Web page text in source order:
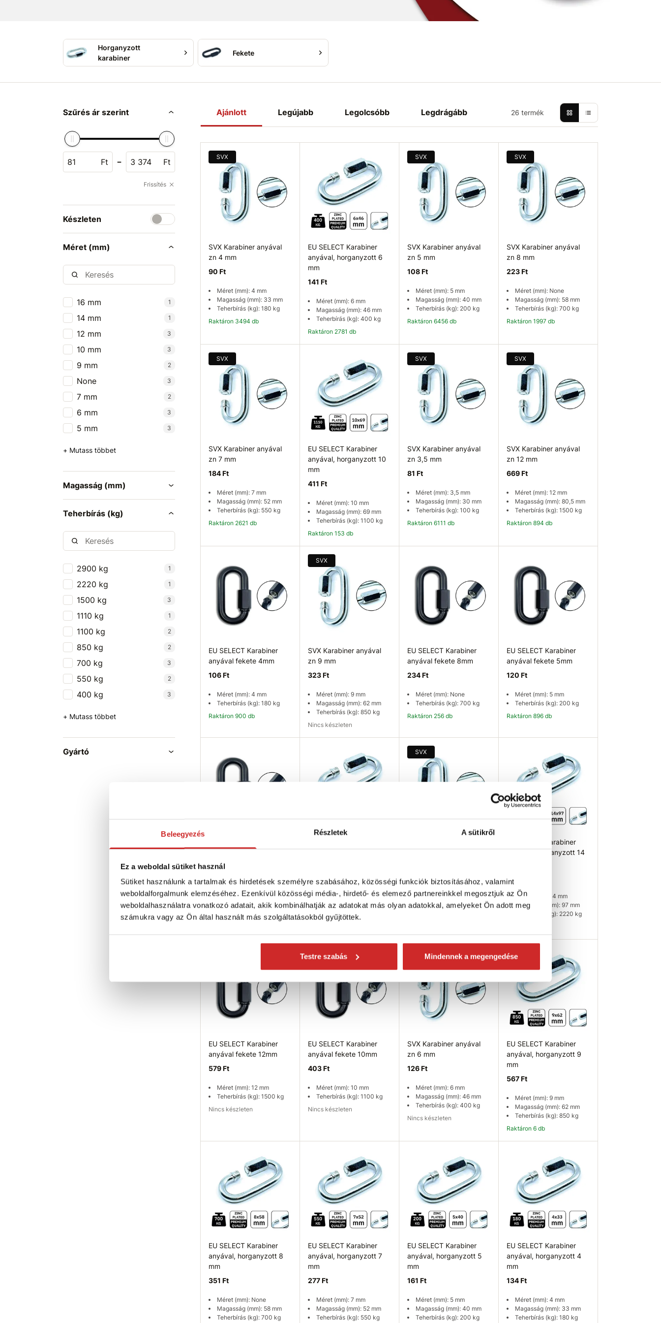
Beleegyezés Részletek A sütikről
Ez a weboldal sütiket használ
Sütiket használunk a tartalmak és hirdetések személyre szabásához, közösségi funkciók biztosításához, valamint
weboldalforgalmunk elemzéséhez. Ezenkívül közösségi média-, hirdető- és elemező partnereinkkel megosztjuk az Ön
weboldalhasználatra vonatkozó adatait, akik kombinálhatják az adatokat más olyan adatokkal, amelyeket Ön adott meg
számukra vagy az Ön által használt más szolgáltatásokból gyűjtöttek.
Testre szabás Mindennek a megengedése
Horganyzott
karabiner
Fekete
Szűrés ár szerint
Ft - Ft
Frissítés
Készleten
Méret (mm)
16 mm 1
14 mm 1
12 mm 3
10 mm 3
9 mm 2
None 3
7 mm 2
6 mm 3
5 mm 3
+ Mutass többet
Magasság (mm)
Teherbírás (kg)
2900 kg 1
2220 kg 1
1500 kg 3
1110 kg 1
1100 kg 2
850 kg 2
700 kg 3
550 kg 2
400 kg 3
+ Mutass többet
Gyártó
Ajánlott Legújabb Legolcsóbb Legdrágább 26 termék
SVX
SVX Karabiner anyával
zn 4 mm
90 Ft
Méret (mm): 4 mm
Magasság (mm): 33 mm
Teherbírás (kg): 180 kg
Raktáron 3494 db
EU SELECT Karabiner
anyával, horganyzott 6
mm
141 Ft
Méret (mm): 6 mm
Magasság (mm): 46 mm
Teherbírás (kg): 400 kg
Raktáron 2781 db
SVX
SVX Karabiner anyával
zn 5 mm
108 Ft
Méret (mm): 5 mm
Magasság (mm): 40 mm
Teherbírás (kg): 200 kg
Raktáron 6456 db
SVX
SVX Karabiner anyával
zn 8 mm
223 Ft
Méret (mm): None
Magasság (mm): 58 mm
Teherbírás (kg): 700 kg
Raktáron 1997 db
SVX
SVX Karabiner anyával
zn 7 mm
184 Ft
Méret (mm): 7 mm
Magasság (mm): 52 mm
Teherbírás (kg): 550 kg
Raktáron 2621 db
EU SELECT Karabiner
anyával, horganyzott 10
mm
411 Ft
Méret (mm): 10 mm
Magasság (mm): 69 mm
Teherbírás (kg): 1100 kg
Raktáron 153 db
SVX
SVX Karabiner anyával
zn 3,5 mm
81 Ft
Méret (mm): 3,5 mm
Magasság (mm): 30 mm
Teherbírás (kg): 100 kg
Raktáron 6111 db
SVX
SVX Karabiner anyával
zn 12 mm
669 Ft
Méret (mm): 12 mm
Magasság (mm): 80,5 mm
Teherbírás (kg): 1500 kg
Raktáron 894 db
EU SELECT Karabiner
anyával fekete 4mm
106 Ft
Méret (mm): 4 mm
Teherbírás (kg): 180 kg
Raktáron 900 db
SVX
SVX Karabiner anyával
zn 9 mm
323 Ft
Méret (mm): 9 mm
Magasság (mm): 62 mm
Teherbírás (kg): 850 kg
Nincs készleten
EU SELECT Karabiner
anyával fekete 8mm
234 Ft
Méret (mm): None
Teherbírás (kg): 700 kg
Raktáron 256 db
EU SELECT Karabiner
anyával fekete 5mm
120 Ft
Méret (mm): 5 mm
Teherbírás (kg): 200 kg
Raktáron 896 db
156 Ft
Méret (mm): 6 mm
Teherbírás (kg): 400 kg
Raktáron 1344 db
3 374 Ft
Méret (mm): 16 mm
Magasság (mm): 113 mm
Teherbírás (kg): 2900 kg
SVX
Méret (mm): 10 mm
Magasság (mm): 69 mm
Teherbírás (kg): 1110 kg
EU SELECT Karabiner
anyával, horganyzott 14
1 420 Ft
Méret (mm): 14 mm
Magasság (mm): 97 mm
Teherbírás (kg): 2220 kg
EU SELECT Karabiner
anyával fekete 12mm
579 Ft
Méret (mm): 12 mm
Teherbírás (kg): 1500 kg
Nincs készleten
EU SELECT Karabiner
anyával fekete 10mm
403 Ft
Méret (mm): 10 mm
Teherbírás (kg): 1100 kg
Nincs készleten
SVX
SVX Karabiner anyával
zn 6 mm
126 Ft
Méret (mm): 6 mm
Magasság (mm): 46 mm
Teherbírás (kg): 400 kg
Nincs készleten
EU SELECT Karabiner
anyával, horganyzott 9
mm
567 Ft
Méret (mm): 9 mm
Magasság (mm): 62 mm
Teherbírás (kg): 850 kg
Raktáron 6 db
EU SELECT Karabiner
anyával, horganyzott 8
mm
351 Ft
Méret (mm): None
Magasság (mm): 58 mm
Teherbírás (kg): 700 kg
EU SELECT Karabiner
anyával, horganyzott 7
mm
277 Ft
Méret (mm): 7 mm
Magasság (mm): 52 mm
Teherbírás (kg): 550 kg
EU SELECT Karabiner
anyával, horganyzott 5
mm
161 Ft
Méret (mm): 5 mm
Magasság (mm): 40 mm
Teherbírás (kg): 200 kg
EU SELECT Karabiner
anyával, horganyzott 4
mm
134 Ft
Méret (mm): 4 mm
Magasság (mm): 33 mm
Teherbírás (kg): 180 kg